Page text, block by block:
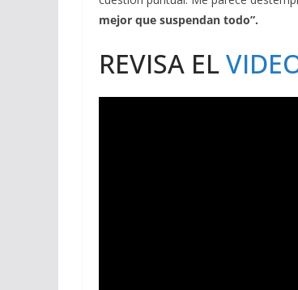
mejor que suspendan todo”.
REVISA EL